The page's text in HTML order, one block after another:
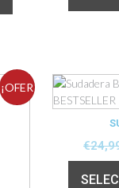
¡OFER
€